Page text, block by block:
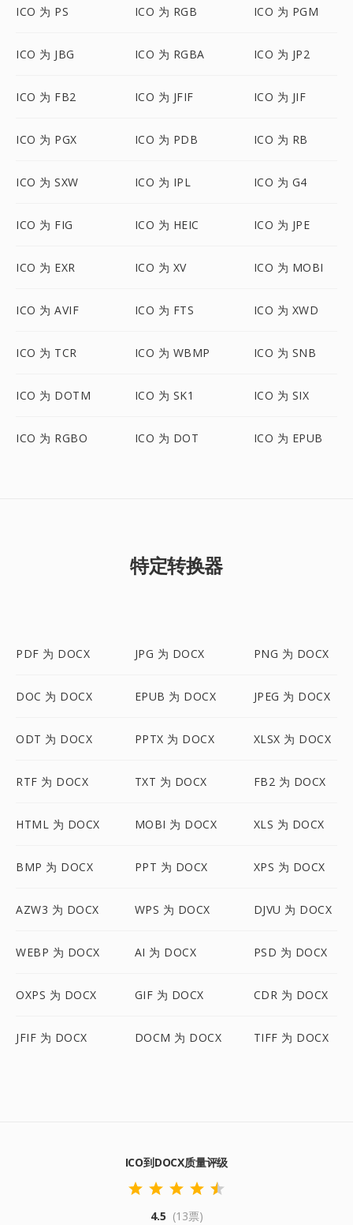
ICO 为 PS ICO 为 RGB ICO 为 PGM
ICO 为 JBG ICO 为 RGBA ICO 为 JP2
ICO 为 FB2 ICO 为 JFIF ICO 为 JIF
ICO 为 PGX ICO 为 PDB ICO 为 RB
ICO 为 SXW ICO 为 IPL ICO 为 G4
ICO 为 FIG ICO 为 HEIC ICO 为 JPE
ICO 为 EXR ICO 为 XV ICO 为 MOBI
ICO 为 AVIF ICO 为 FTS ICO 为 XWD
ICO 为 TCR ICO 为 WBMP ICO 为 SNB
ICO 为 DOTM ICO 为 SK1 ICO 为 SIX
ICO 为 RGBO ICO 为 DOT ICO 为 EPUB
特定转换器
PDF 为 DOCX JPG 为 DOCX PNG 为 DOCX
DOC 为 DOCX EPUB 为 DOCX JPEG 为 DOCX
ODT 为 DOCX PPTX 为 DOCX XLSX 为 DOCX
RTF 为 DOCX TXT 为 DOCX FB2 为 DOCX
HTML 为 DOCX MOBI 为 DOCX XLS 为 DOCX
BMP 为 DOCX PPT 为 DOCX XPS 为 DOCX
AZW3 为 DOCX WPS 为 DOCX DJVU 为 DOCX
WEBP 为 DOCX AI 为 DOCX PSD 为 DOCX
OXPS 为 DOCX GIF 为 DOCX CDR 为 DOCX
JFIF 为 DOCX DOCM 为 DOCX TIFF 为 DOCX
ICO到DOCX质量评级
4.5 (13票)